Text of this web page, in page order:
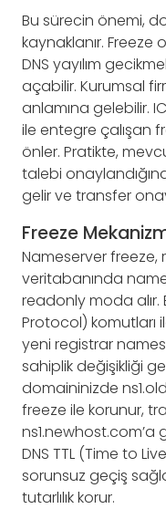
Bu sürecin önemi,
kaynaklanır. Freeze
DNS yayılım
açabilir. Kurumsal
anlamına gelebilir.
ile entegre çalışan
önler. Pratikte,
talebi
gelir ve transfer
Freeze
Nameserver freeze,
veritabanında
readonly moda alır.
Protocol) komutları
yeni registrar
sahiplik değişikliği
domaininizde
freeze ile korunur,
ns1.newhost.com’a
DNS TTL (Time to
sorunsuz geçiş
tutarlılık korur.